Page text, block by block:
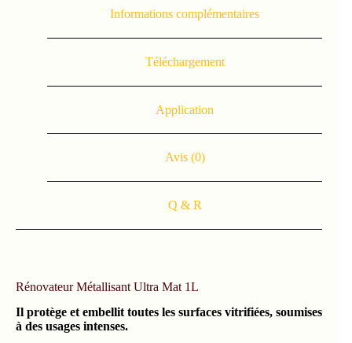
Informations complémentaires
Téléchargement
Application
Avis (0)
Q & R
Rénovateur Métallisant Ultra Mat 1L
Il protège et embellit toutes les surfaces vitrifiées, soumises
à des usages intenses.